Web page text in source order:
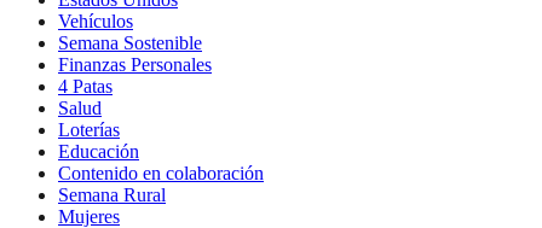
Vehículos
Semana Sostenible
Finanzas Personales
4 Patas
Salud
Loterías
Educación
Contenido en colaboración
Semana Rural
Mujeres